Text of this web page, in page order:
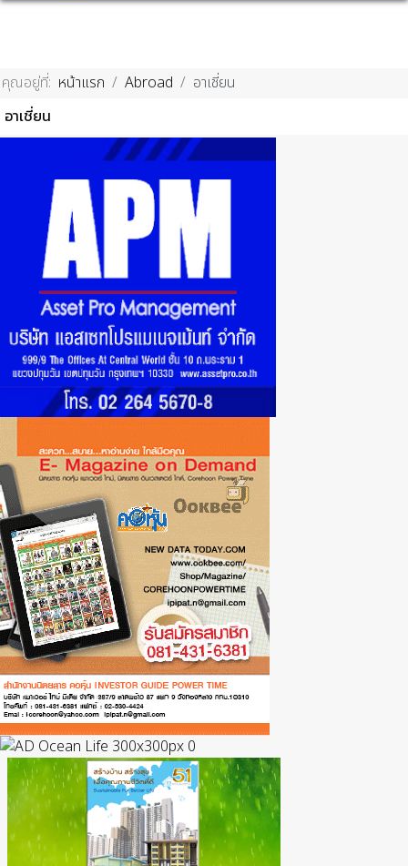
คุณอยู่ที่: หน้าแรก Abroad
อาเชี่ยน
อาเชี่ยน